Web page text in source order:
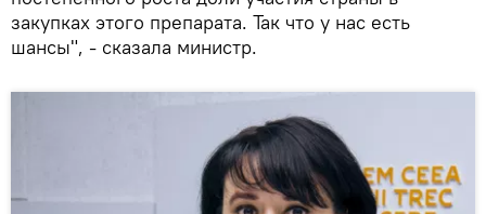
закупках этого препарата. Так что у нас есть
шансы", - сказала министр.